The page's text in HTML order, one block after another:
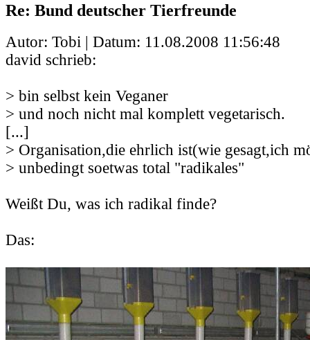
Re: Bund deutscher Tierfreunde
Autor: Tobi | Datum: 11.08.2008 11:56:48
david schrieb:
> bin selbst kein Veganer
> und noch nicht mal komplett vegetarisch.
[...]
> Organisation,die ehrlich ist(wie gesagt,ich
> unbedingt soetwas total "radikales"
Weißt Du, was ich radikal finde?
Das: